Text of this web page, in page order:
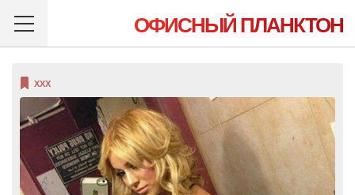
ОФИСНЫЙ ПЛАНКТОН
XXX